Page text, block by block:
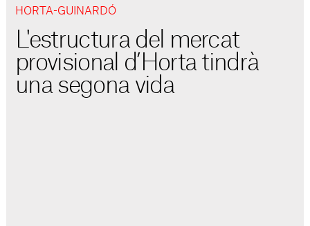
HORTA-GUINARDÓ
L'estructura del mercat
provisional d’Horta tindrà
una segona vida